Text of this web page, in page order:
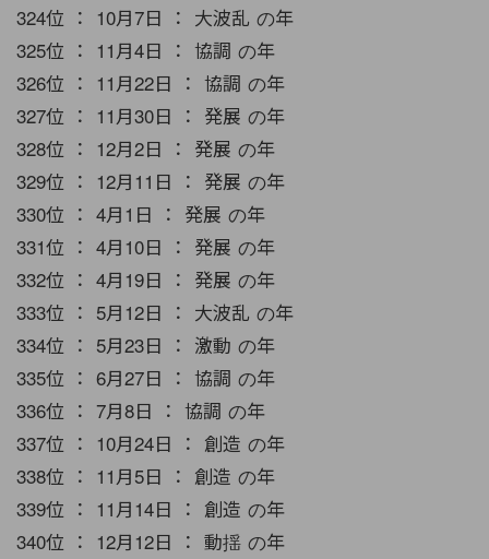
324位 ： 10月7日 ： 大波乱 の年
325位 ： 11月4日 ： 協調 の年
326位 ： 11月22日 ： 協調 の年
327位 ： 11月30日 ： 発展 の年
328位 ： 12月2日 ： 発展 の年
329位 ： 12月11日 ： 発展 の年
330位 ： 4月1日 ： 発展 の年
331位 ： 4月10日 ： 発展 の年
332位 ： 4月19日 ： 発展 の年
333位 ： 5月12日 ： 大波乱 の年
334位 ： 5月23日 ： 激動 の年
335位 ： 6月27日 ： 協調 の年
336位 ： 7月8日 ： 協調 の年
337位 ： 10月24日 ： 創造 の年
338位 ： 11月5日 ： 創造 の年
339位 ： 11月14日 ： 創造 の年
340位 ： 12月12日 ： 動揺 の年